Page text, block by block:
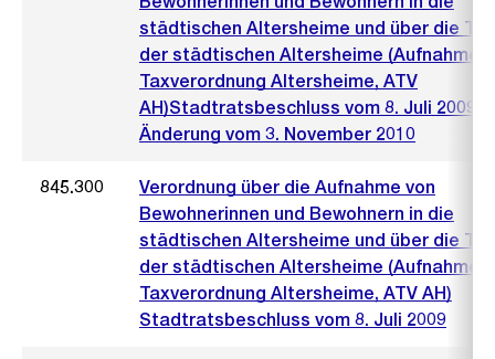
städtischen Altersheime und über die
der städtischen Altersheime (Aufnahme-
Taxverordnung Altersheime, ATV
AH)Stadtratsbeschluss vom 8. Juli
Änderung vom 3. November 2010
845.300
Verordnung über die Aufnahme von
Bewohnerinnen und Bewohnern in die
städtischen Altersheime und über die
der städtischen Altersheime (Aufnahme-
Taxverordnung Altersheime, ATV AH)
Stadtratsbeschluss vom 8. Juli 2009